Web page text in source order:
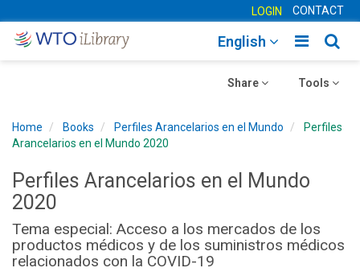
LOGIN CONTACT
Toggle
English
Toggle
Tools
Toggle
Share
Home Books Perfiles Arancelarios en el Mundo
Perfiles
Arancelarios en el Mundo 2020
Perfiles Arancelarios en el Mundo
2020
Tema especial: Acceso a los mercados de los
productos médicos y de los suministros médicos
relacionados con la COVID-19